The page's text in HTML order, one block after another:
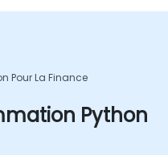
Pour La Finance
Python